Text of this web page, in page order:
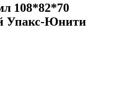
108*82*70
Упакс-Юнити